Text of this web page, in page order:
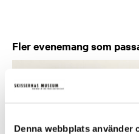
Denna webbplats använder
Fler evenemang som